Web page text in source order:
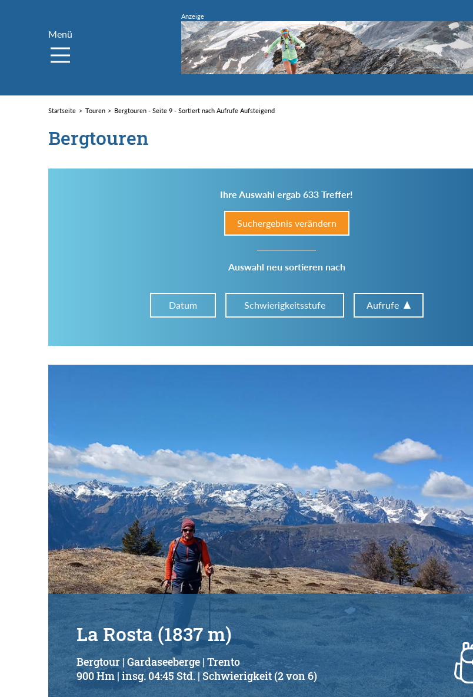
Menü
Startseite Touren Bergtouren - Seite 9 - Sortiert nach Aufrufe Aufsteigend
Bergtouren
Ihre Auswahl ergab 633 Treffer!
Suchergebnis verändern
Auswahl neu sortieren nach
Datum Schwierigkeitsstufe Aufrufe
Region:
Gebirge:
Schwierigkeitsgrad:
von
bis
Kondition (Tourdauer):
von
bis
Suchbegriff:
La Rosta (1837 m)
Bergtour | Gardaseeberge | Trento
900 Hm | insg. 04:45 Std. | Schwierigkeit (2 von 6)